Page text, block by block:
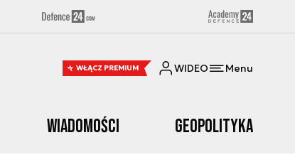
WŁĄCZ PREMIUM WIDEO Menu
Wiadomości Geopolityka